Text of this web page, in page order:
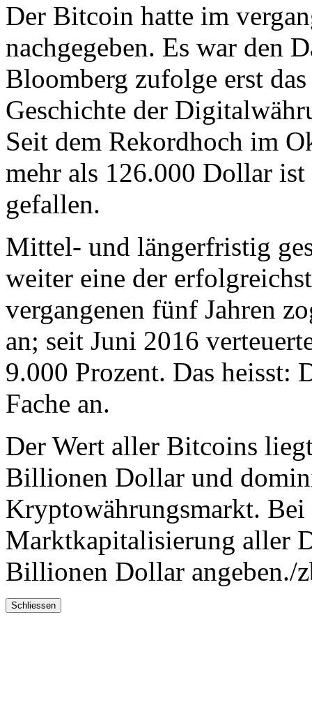
Der Bitcoin hatte im
nachgegeben. Es war den
Bloomberg zufolge erst
Geschichte der
Seit dem Rekordhoch im
mehr als 126.000 Dollar
gefallen.
Mittel- und längerfristig
weiter eine der
vergangenen fünf Jahren
an; seit Juni 2016
9.000 Prozent. Das heisst:
Fache an.
Der Wert aller Bitcoins
Billionen Dollar und
Kryptowährungsmarkt.
Marktkapitalisierung aller
Billionen Dollar angeben./
Schliessen